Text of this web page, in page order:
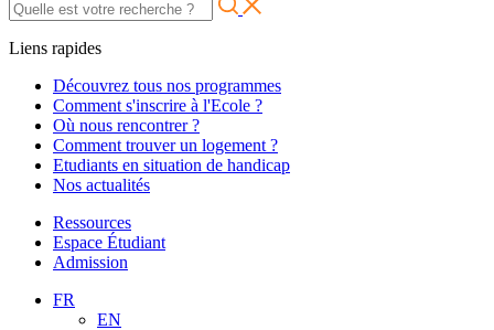
Liens rapides
Découvrez tous nos programmes
Comment s'inscrire à l'Ecole ?
Où nous rencontrer ?
Comment trouver un logement ?
Etudiants en situation de handicap
Nos actualités
Ressources
Espace Étudiant
Admission
FR
EN